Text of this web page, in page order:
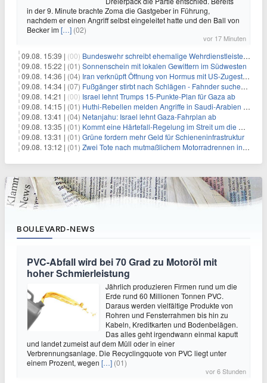
in der 9. Minute brachte Zoma die Gastgeber in Führung,
nachdem er einen Angriff selbst eingeleitet hatte und den Ball von
Becker im[…] (02)
vor 17 Minuten
09.08. 15:39 | (00) Bundeswehr schreibt ehemalige Wehrdienstleistende an
09.08. 15:22 | (01) Sonnenschein mit lokalen Gewittern im Südwesten
09.08. 14:36 | (04) Iran verknüpft Öffnung von Hormus mit US-Zugeständnissen
09.08. 14:34 | (07) Fußgänger stirbt nach Schlägen - Fahnder suchen Autofahrer
09.08. 14:21 | (00) Israel lehnt Trumps 15-Punkte-Plan für Gaza ab
09.08. 14:15 | (01) Huthi-Rebellen melden Angriffe in Saudi-Arabien und im Jemen
09.08. 13:41 | (04) Netanjahu: Israel lehnt Gaza-Fahrplan ab
09.08. 13:35 | (01) Kommt eine Härtefall-Regelung im Streit um die Rente mit 63?
09.08. 13:31 | (01) Grüne fordern mehr Geld für Schieneninfrastruktur
09.08. 13:12 | (01) Zwei Tote nach mutmaßlichem Motorradrennen in Köln
BOULEVARD-NEWS
PVC-Abfall wird bei 70 Grad zu Motoröl mit
hoher Schmierleistung
Jährlich produzieren Firmen rund um die
Erde rund 60 Millionen Tonnen PVC.
Daraus werden vielfältige Produkte von
Rohren und Fensterrahmen bis hin zu
Kabeln, Kreditkarten und Bodenbelägen.
Das alles geht irgendwann einmal kaputt
und landet zumeist auf dem Müll oder in einer
Verbrennungsanlage. Die Recyclingquote von PVC liegt unter
einem Prozent, wegen […] (01)
vor 6 Stunden